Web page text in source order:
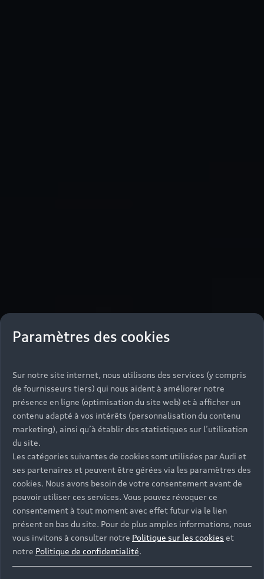
Paramètres des cookies
Sur notre site internet, nous utilisons des services (y compris
de fournisseurs tiers) qui nous aident à améliorer notre
présence en ligne (optimisation du site web) et à afficher un
contenu adapté à vos intérêts (personnalisation du contenu
marketing), ainsi qu’à établir des statistiques sur l’utilisation
du site.
Les catégories suivantes de cookies sont utilisées par Audi et
ses partenaires et peuvent être gérées via les paramètres des
cookies. Nous avons besoin de votre consentement avant de
pouvoir utiliser ces services. Vous pouvez révoquer ce
consentement à tout moment avec effet futur via le lien
présent en bas du site. Pour de plus amples informations, nous
vous invitons à consulter notre Politique sur les cookies et
notre Politique de confidentialité.